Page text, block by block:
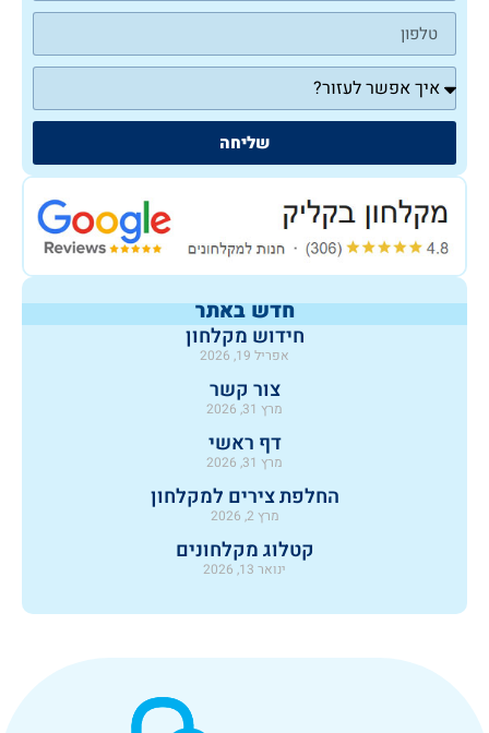
שליחה
חדש באתר
חידוש מקלחון
אפריל 19, 2026
צור קשר
מרץ 31, 2026
דף ראשי
מרץ 31, 2026
החלפת צירים למקלחון
מרץ 2, 2026
קטלוג מקלחונים
ינואר 13, 2026